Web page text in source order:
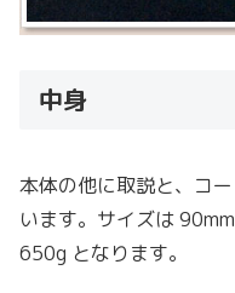
中身
本体の他に取説と、コ
います。サイズは
650g となります。